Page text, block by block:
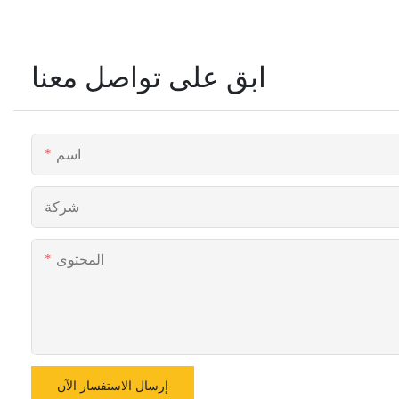
ابق على تواصل معنا
اسم
شركة
المحتوى
إرسال الاستفسار الآن